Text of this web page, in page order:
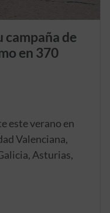
campaña de
en 370
este verano en
Valenciana,
Asturias,